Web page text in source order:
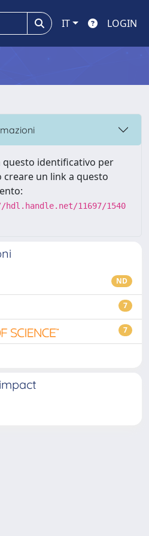
IT LOGIN
questo identificativo per
creare un link a questo
11697/1540
ND
7
7